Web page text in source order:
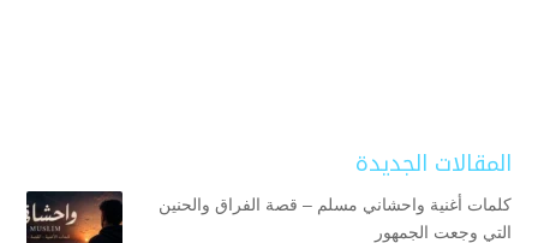
المقالات الجديدة
كلمات أغنية واحشاني مسلم – قصة الفراق والحنين
التي وجعت الجمهور